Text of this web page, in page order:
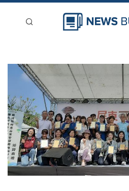
新聞稿分類
登入
刊登